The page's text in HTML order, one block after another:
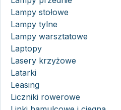
Lampy stołowe
Lampy tylne
Lampy warsztatowe
Laptopy
Lasery krzyżowe
Latarki
Leasing
Liczniki rowerowe